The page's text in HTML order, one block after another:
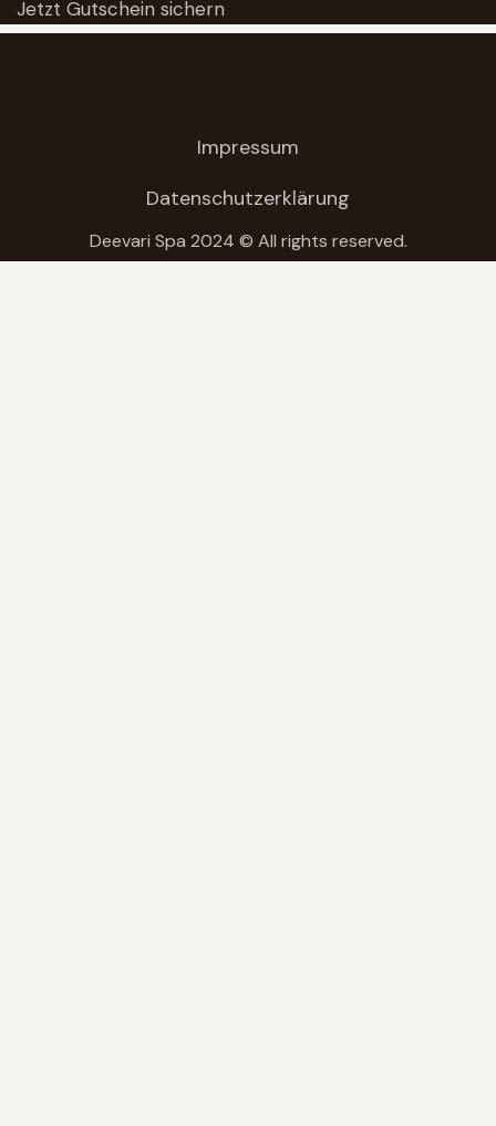
Jetzt Gutschein sichern
Impressum
Datenschutzerklärung
Deevari Spa 2024 © All rights reserved.